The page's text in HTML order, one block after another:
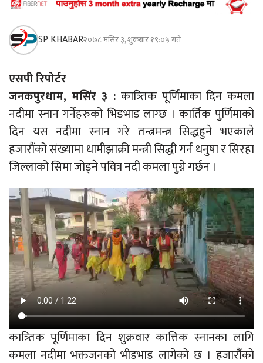
SP KHABAR२०७८ मंसिर ३, शुक्रबार १९:०५ गते
एसपी रिपोर्टर
जनकपुरधाम, मसिंर ३ : कात्र्तिक पूर्णिमाका दिन कमला
नदीमा स्नान गर्नेहरुको भिडभाड लाग्छ । कार्तिक पुर्णिमाको
दिन यस नदीमा स्नान गरे तन्त्रमन्त्र सिद्धहुने भएकाले
हजारौंको संख्यामा धामीझाक्री मन्त्री सिद्धी गर्न धनुषा र सिरहा
जिल्लाको सिमा जोड्ने पवित्र नदी कमला पुग्ने गर्छन ।
कात्र्तिक पूर्णिमाका दिन शुक्रवार कात्तिक स्नानका लागि
कमला नदीमा भक्तजनको भीडभाड लागेको छ । हजारौंको